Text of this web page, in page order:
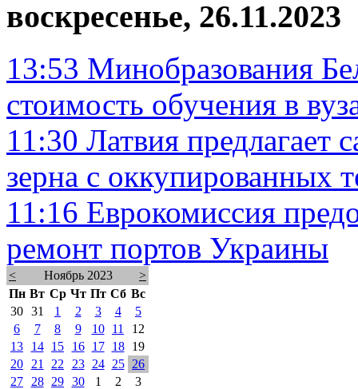
воскресенье, 26.11.2023
13:53 Минобразования
стоимость обучения в
11:30 Латвия предлагает
зерна с оккупированных
11:16 Еврокомиссия
ремонт портов Украины
< Ноябрь 2023
>
Пн Вт Ср Чт Пт Сб Вс
30 31 1 2 3 4
5
6
7 8 9 10 11
12
13
14 15 16 17 18
19
20
21 22 23 24 25
26
27
28 29 30 1 2
3